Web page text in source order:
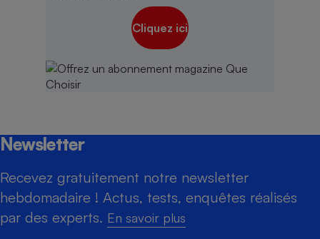
Cliquez ici
Newsletter
Recevez gratuitement notre newsletter
hebdomadaire ! Actus, tests, enquêtes réalisés
par des experts. En savoir plus